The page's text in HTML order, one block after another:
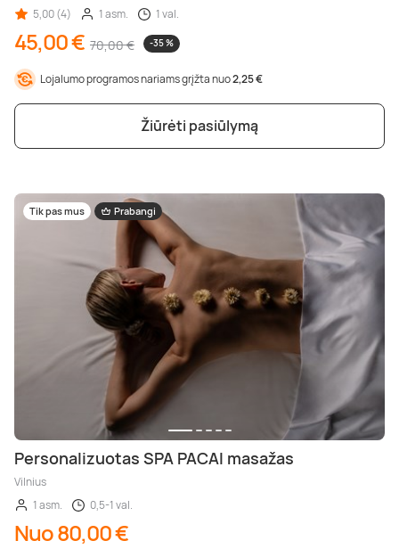
5,00 (4)
1 asm. 1 val.
45,00 € 70,00 € -35 %
Lojalumo programos nariams grįžta nuo2,25 €
Žiūrėti pasiūlymą
Tik pas mus Prabangi
Personalizuotas SPA PACAI masažas
Vilnius
1 asm.
0,5-1 val.
Nuo 80,00 €